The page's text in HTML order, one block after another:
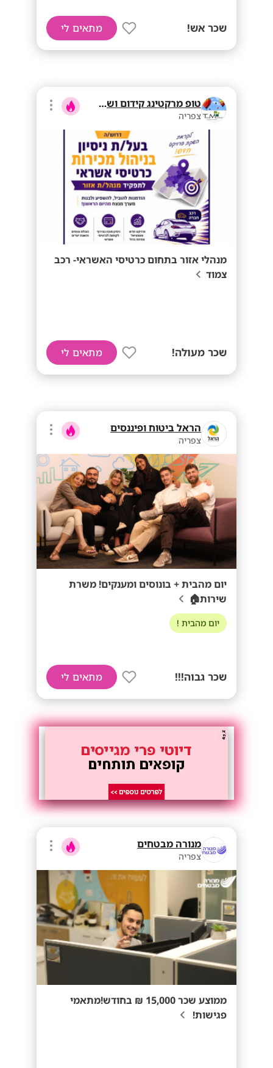
שכר אש! מתאים לי
טופ מרקטינג קידום ושיווק בע"מ
צפריה
מנהלי אזור בתחום כרטיסי האשראי- רכב
צמוד
שכר מעולה! מתאים לי
הראל ביטוח ופיננסים
צפריה
יום מהבית + בונוסים ומענקים! משרת
שירות🏠
יום מהבית !
שכר גבוה!!! מתאים לי
מנורה מבטחים
צפריה
ממוצע שכר 15,000 ₪ בחודש!מתאמי
פגישות!